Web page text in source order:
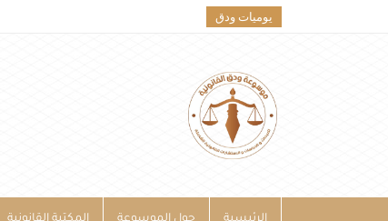
يوميات ودق